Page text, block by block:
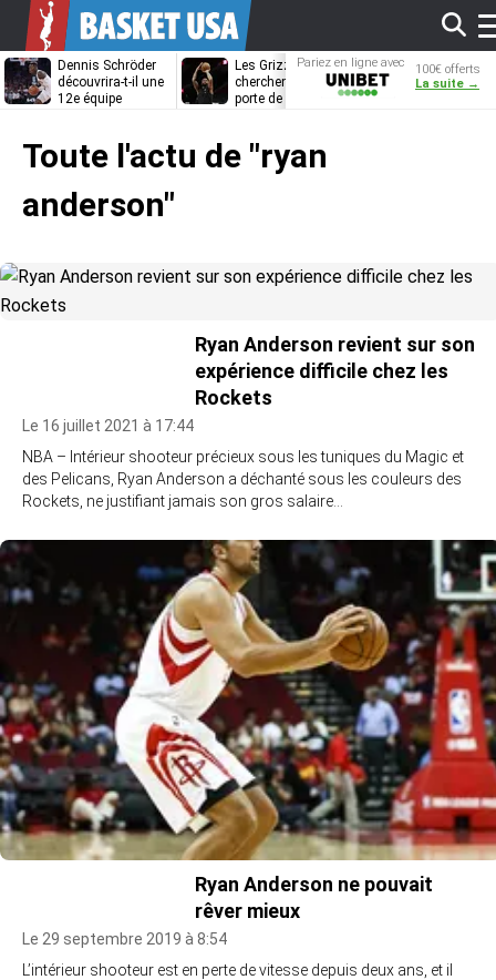
Dennis Schröder
découvrira-t-il une
12e équipe
Les Grizzlies
cherchent déjà une
porte de sortie
Dwane Casey
bientôt coach
Pariez en ligne avec
Unibet
100€ offerts
La suite →
Toute l'actu de "ryan
anderson"
Ryan Anderson revient sur son
expérience difficile chez les
Rockets
Le 16 juillet 2021 à 17:44
NBA – Intérieur shooteur précieux sous les tuniques du Magic et
des Pelicans, Ryan Anderson a déchanté sous les couleurs des
Rockets, ne justifiant jamais son gros salaire…
Ryan Anderson ne pouvait
rêver mieux
Le 29 septembre 2019 à 8:54
L’intérieur shooteur est en perte de vitesse depuis deux ans, et il